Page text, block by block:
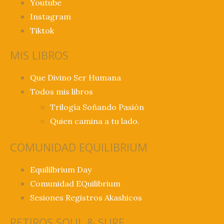
Youtube
Instagram
Tiktok
MIS LIBROS
Que Divino Ser Humana
Todos mis libros
Trilogía Soñando Pasión
Quien camina a tu lado.
COMUNIDAD EQUILIBRIUM
Equililbrium Day
Comunidad EQuilibrium
Sesiones Registros Akashicos